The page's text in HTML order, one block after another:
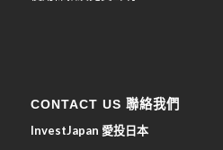
CONTACT US 聯絡我們
InvestJapan 愛投日本